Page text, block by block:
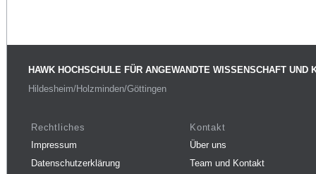
HAWK HOCHSCHULE FÜR ANGEWANDTE WISSENSCHAFT UND
Hildesheim/Holzminden/Göttingen
Rechtliches
Impressum
Datenschutzerklärung
Kontakt
Über uns
Team und Kontakt